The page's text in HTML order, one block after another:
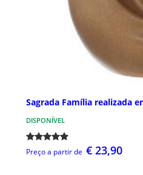
Sagrada Família realizada
DISPONÍVEL
Preço a partir de € 23,90